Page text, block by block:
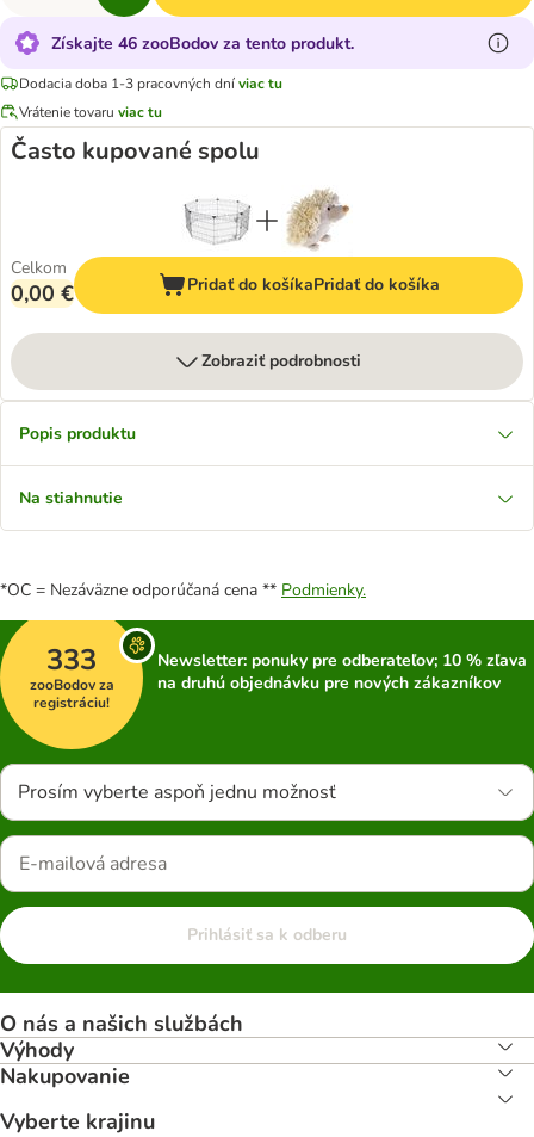
Získajte 46 zooBodov za tento produkt.
Dodacia doba 1-3 pracovných dníviac tu
Vrátenie tovaru viac tu
Často kupované spolu
Celkom
0,00 € Pridať do košíkaPridať do košíka
Zobraziť podrobnosti
Popis produktu
Na stiahnutie
*OC = Nezáväzne odporúčaná cena ** Podmienky.
333
zooBodov za
registráciu!
Newsletter: ponuky pre odberateľov; 10 % zľava
na druhú objednávku pre nových zákazníkov
Prosím vyberte aspoň jednu možnosť
Prihlásiť sa k odberu
O nás a našich službách
Výhody
Nakupovanie
Vyberte krajinu